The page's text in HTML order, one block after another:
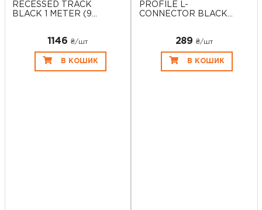
RECESSED TRACK
BLACK 1 METER (9...
1146 ₴/шт
В КОШИК
PROFILE L-
CONNECTOR BLACK
289 ₴/шт
В КОШИК